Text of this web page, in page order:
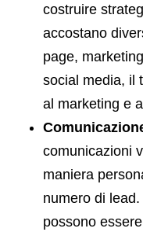
costruire
accostano
page,
social media, il
al marketing e
comunicazioni
maniera
numero di
possono